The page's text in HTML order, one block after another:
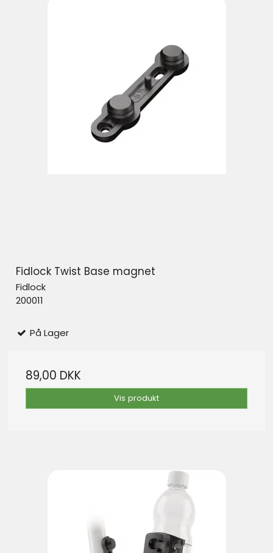
Fidlock Twist Base magnet
Fidlock
200011
På Lager
89,00 DKK
Vis produkt